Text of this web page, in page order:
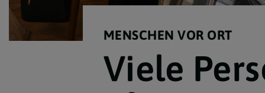
MENSCHEN VOR ORT
Viele